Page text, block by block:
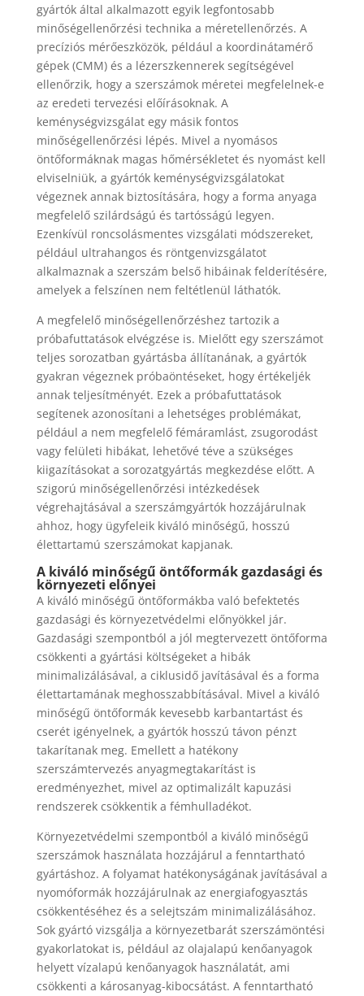
gyártók által alkalmazott egyik legfontosabb
minőségellenőrzési technika a méretellenőrzés. A
precíziós mérőeszközök, például a koordinátamérő
gépek (CMM) és a lézerszkennerek segítségével
ellenőrzik, hogy a szerszámok méretei megfelelnek-e
az eredeti tervezési előírásoknak. A
keménységvizsgálat egy másik fontos
minőségellenőrzési lépés. Mivel a nyomásos
öntőformáknak magas hőmérsékletet és nyomást kell
elviselniük, a gyártók keménységvizsgálatokat
végeznek annak biztosítására, hogy a forma anyaga
megfelelő szilárdságú és tartósságú legyen.
Ezenkívül roncsolásmentes vizsgálati módszereket,
például ultrahangos és röntgenvizsgálatot
alkalmaznak a szerszám belső hibáinak felderítésére,
amelyek a felszínen nem feltétlenül láthatók.
A megfelelő minőségellenőrzéshez tartozik a
próbafuttatások elvégzése is. Mielőtt egy szerszámot
teljes sorozatban gyártásba állítanának, a gyártók
gyakran végeznek próbaöntéseket, hogy értékeljék
annak teljesítményét. Ezek a próbafuttatások
segítenek azonosítani a lehetséges problémákat,
például a nem megfelelő fémáramlást, zsugorodást
vagy felületi hibákat, lehetővé téve a szükséges
kiigazításokat a sorozatgyártás megkezdése előtt. A
szigorú minőségellenőrzési intézkedések
végrehajtásával a szerszámgyártók hozzájárulnak
ahhoz, hogy ügyfeleik kiváló minőségű, hosszú
élettartamú szerszámokat kapjanak.
A kiváló minőségű öntőformák gazdasági és
környezeti előnyei
A kiváló minőségű öntőformákba való befektetés
gazdasági és környezetvédelmi előnyökkel jár.
Gazdasági szempontból a jól megtervezett öntőforma
csökkenti a gyártási költségeket a hibák
minimalizálásával, a ciklusidő javításával és a forma
élettartamának meghosszabbításával. Mivel a kiváló
minőségű öntőformák kevesebb karbantartást és
cserét igényelnek, a gyártók hosszú távon pénzt
takarítanak meg. Emellett a hatékony
szerszámtervezés anyagmegtakarítást is
eredményezhet, mivel az optimalizált kapuzási
rendszerek csökkentik a fémhulladékot.
Környezetvédelmi szempontból a kiváló minőségű
szerszámok használata hozzájárul a fenntartható
gyártáshoz. A folyamat hatékonyságának javításával a
nyomóformák hozzájárulnak az energiafogyasztás
csökkentéséhez és a selejtszám minimalizálásához.
Sok gyártó vizsgálja a környezetbarát szerszámöntési
gyakorlatokat is, például az olajalapú kenőanyagok
helyett vízalapú kenőanyagok használatát, ami
csökkenti a károsanyag-kibocsátást. A fenntartható